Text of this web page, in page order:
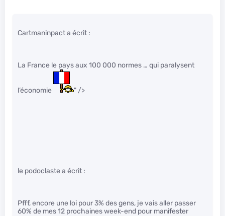
Cartmaninpact a écrit :
La France le pays aux 100 000 normes … qui paralysent
l’économie " />
le podoclaste a écrit :
Pfff, encore une loi pour 3% des gens, je vais aller passer
60% de mes 12 prochaines week-end pour manifester